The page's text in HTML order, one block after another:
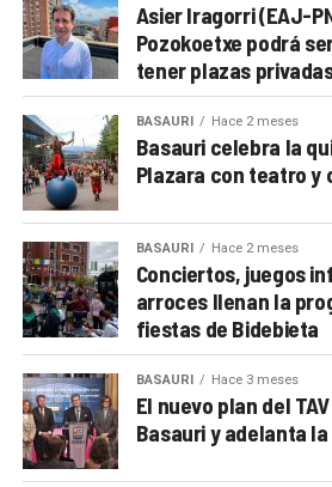
Asier Iragorri (EAJ-
Pozokoetxe podrá
tener plazas
BASAURI Hace 2 meses
Basauri celebra la
Plazara con teatro y
BASAURI Hace 2 meses
Conciertos, juegos
arroces llenan la
fiestas de Bidebieta
BASAURI Hace 3 meses
El nuevo plan del
Basauri y adelanta